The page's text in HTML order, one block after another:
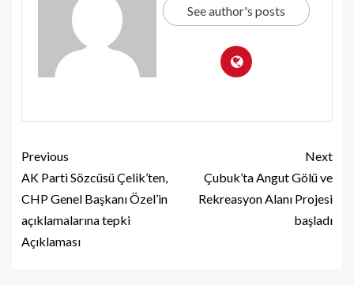
See author's posts
Previous
AK Parti Sözcüsü Çelik’ten,
CHP Genel Başkanı Özel’in
açıklamalarına tepki
Açıklaması
Next
Çubuk’ta Angut Gölü ve
Rekreasyon Alanı Projesi
başladı